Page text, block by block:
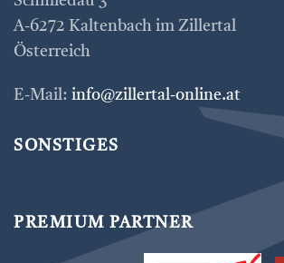
A-6272 Kaltenbach im Zillertal
Österreich
E-Mail: info@zillertal-online.at
SONSTIGES
PREMIUM PARTNER